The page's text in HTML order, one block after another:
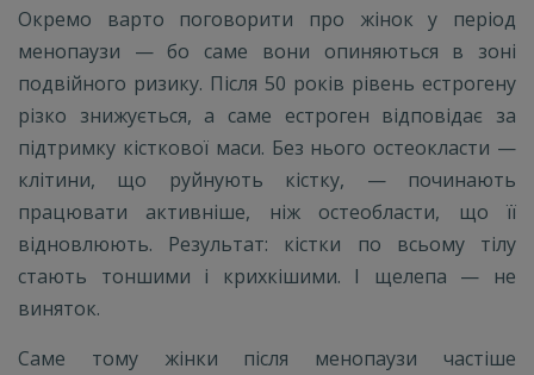
Окремо варто поговорити про жінок у період
менопаузи — бо саме вони опиняються в зоні
подвійного ризику. Після 50 років рівень естрогену
різко знижується, а саме естроген відповідає за
підтримку кісткової маси. Без нього остеокласти —
клітини, що руйнують кістку, — починають
працювати активніше, ніж остеобласти, що її
відновлюють. Результат: кістки по всьому тілу
стають тоншими і крихкішими. І щелепа — не
виняток.
Саме тому жінки після менопаузи частіше